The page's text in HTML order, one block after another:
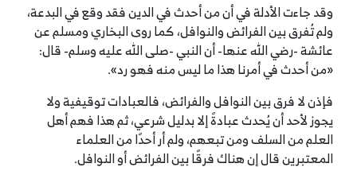
وقد جاءت الأدلة في أن من أحدث في الدين فقد وقع في البدعة،
ولم تُفرق بين الفرائض والنوافل، كما روى البخاري ومسلم عن
عائشة -رضي الله عنها- أن النبي -صلى الله عليه وسلم- قال:
«من أحدث في أمرنا هذا ما ليس منه فهو رد».
فإذن لا فرق بين النوافل والفرائض، فالعبادات توقيفية ولا
يجوز لأحد أن يُحدث عبادةً إلا بدليل شرعي، ثم هذا فهم أهل
العلم من السلف ومن تبعهم، ولم أر أحدًا من العلماء
المعتبرين قال إن هناك فرقًا بين الفرائض أو النوافل.